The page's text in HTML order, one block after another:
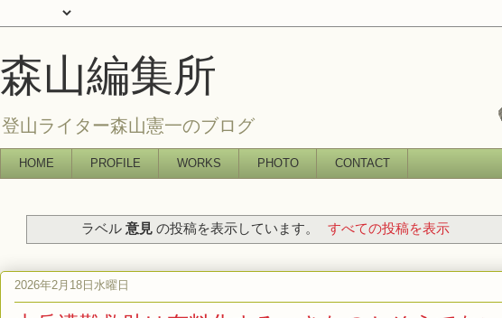
森山編集所
登山ライター森山憲一のブログ
HOME PROFILE WORKS PHOTO CONTACT
ラベル 意見の投稿を表示しています。 すべての投稿を表示
2026年2月18日水曜日